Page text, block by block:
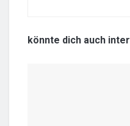
könnte dich auch